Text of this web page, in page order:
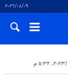
٠٩‏/٠٨‏/٢٠٢٦